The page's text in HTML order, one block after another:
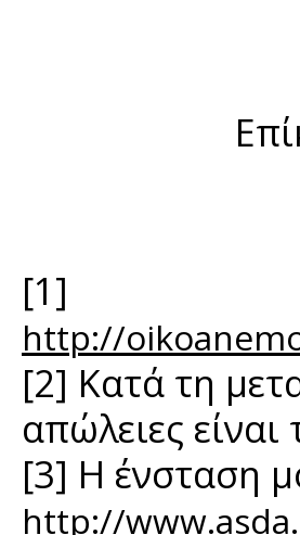
[1]
http://
[2] Κατά τη
απώλειες
[3] Η ένσταση
http://